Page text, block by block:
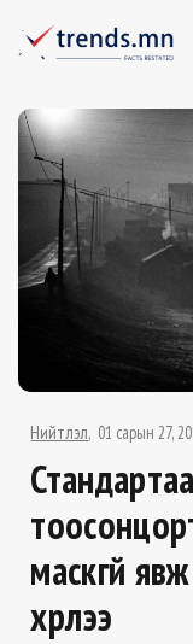
Нийтлэл 01 сарын 27,
маскгүй
хүрлээ